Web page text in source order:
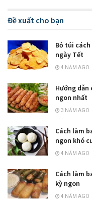
Đề xuất cho bạn
Bỏ túi
ngày Tết
4 NĂM AGO
Hướng
ngon nhất
3 NĂM AGO
Cách làm
ngon khó
4 NĂM AGO
Cách làm
kỳ ngon
4 NĂM AGO